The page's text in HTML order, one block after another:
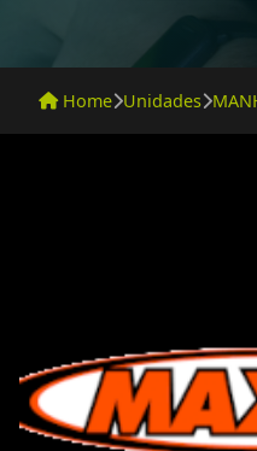
Home Unidades